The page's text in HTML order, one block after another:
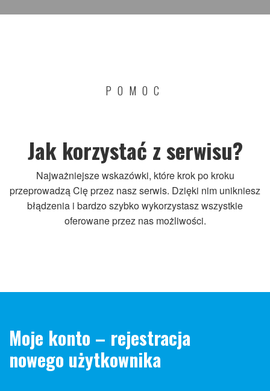
POMOC
Jak korzystać z serwisu?
Najważniejsze wskazówki, które krok po kroku
przeprowadzą Cię przez nasz serwis. Dzięki nim unikniesz
błądzenia i bardzo szybko wykorzystasz wszystkie
oferowane przez nas możliwości.
Moje konto – rejestracja
nowego użytkownika